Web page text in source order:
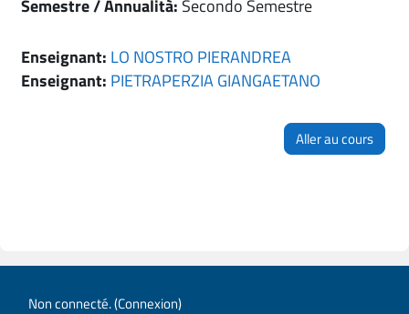
Semestre / Annualità: Secondo Semestre
Enseignant: LO NOSTRO PIERANDREA
Enseignant: PIETRAPERZIA GIANGAETANO
Aller au cours
Non connecté. (Connexion)